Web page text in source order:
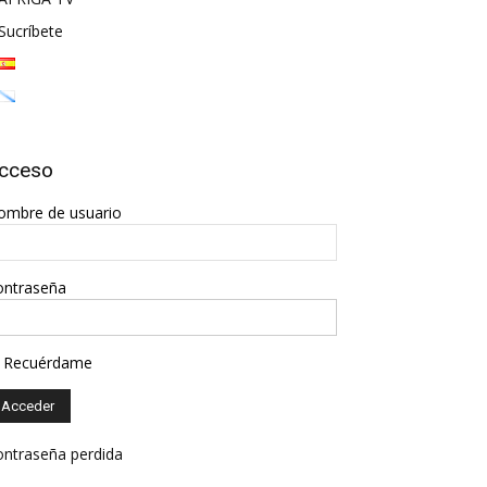
de usuario
Recuérdame
perdida